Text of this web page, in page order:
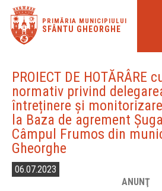
PRIMĂRIA MUNICIPIULUI
SFÂNTU GHEORGHE
PROIECT DE HOTĂRÂRE
normativ privind
întreținere și
la Baza de agrement
Câmpul Frumos din
Gheorghe
06.07.2023
ANUNŢ